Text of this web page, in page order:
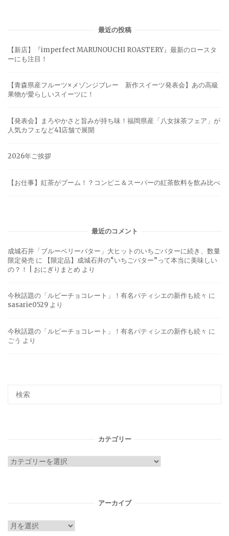
最近の投稿
【新店】『imperfect MARUNOUCHI ROASTERY』最新のロースタ
ーにも注目！
【青森県産フルーツ×メゾンジブレー 新作スイーツ発表会】あの高級
果物が愛らしいスイーツに！
【発表会】まろやかさと旨みが持ち味！福岡県産「八女抹茶フェア」が
人気カフェなど41店舗で展開
2026年ご挨拶
【お仕事】紅茶がブーム！？コンビニ＆スーパーの紅茶飲料を飲み比べ
最近のコメント
成城石井「ブルーベリーバター」大ヒットのいちごバターに続き、数量
限定発売 に
【限定品】成城石井の“いちごバター”って本当に美味しい
の？！ | おにぎりまとめ より
今秋話題の「ルビーチョコレート」！有名パティシエの新作も続々 に
sasarie0529 より
今秋話題の「ルビーチョコレート」！有名パティシエの新作も続々 に
ごう より
カテゴリー
カ
アーカイブ
ア